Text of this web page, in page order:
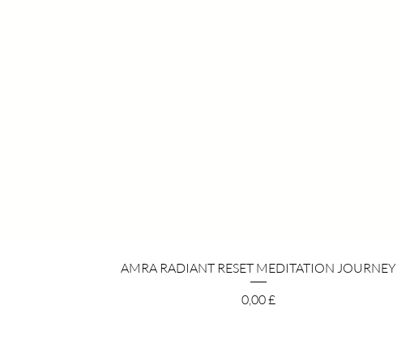
Rychlý náhled
AMRA RADIANT RESET MEDITATION JOURNEY
Cena
0,00 £